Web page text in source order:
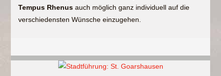
Tempus Rhenus auch möglich ganz individuell auf die
verschiedensten Wünsche einzugehen.